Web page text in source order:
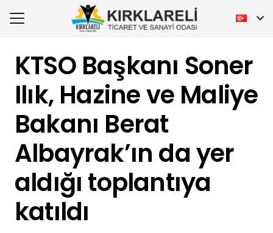
KTSO Başkanı Soner
Ilık, Hazine ve Maliye
Bakanı Berat
Albayrak’ın da yer
aldığı toplantıya
katıldı